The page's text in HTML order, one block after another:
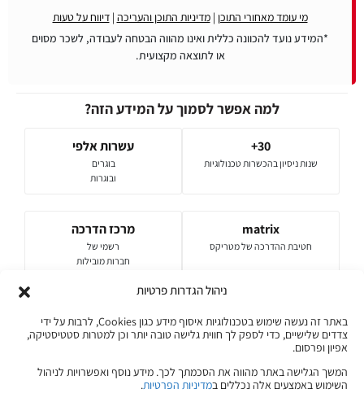
ניהול הגדרות פרטיות
באתר זה נעשה שימוש בטכנולוגיות איסוף מידע כגון Cookies, לרבות על ידי
צדדים שלישיים, כדי לספק לך חווית גלישה טובה יותר וכן למטרות סטטיסטיקה,
אפיון ופרסום.
המשך הגלישה באתר מהווה את הסכמתך לכך. מידע נוסף ואפשרויות לניהול
השימוש באמצעים אלה נכללים במדיניות הפרטיות.
מי עומד מאחורי התוכן |מדיניות התוכן והעריכה |דיווח על טעות
*המידע נועד להכוונה כללית ואינו מהווה הבטחה לעבודה, לשכר מסוים
או לתוצאה מקצועית.
למה אפשר לסמוך על המידע הזה?
30+
שנות ניסיון בהכשרות טכנולוגיות
עשרות אלפי
בוגרים
ובוגרות
matrix
חטיבת ההדרכה של מטריקס
מרכז הדרכה
רשמי של
חברות מובילות
המאמרים והתכנים באתר ג׳ון ברייס מבוססים על ניסיון של עשרות שנים
מרצים, מומחי תוכן ואנשי מקצוע מהתעשייה.